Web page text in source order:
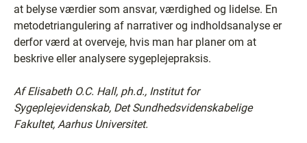
at belyse værdier som ansvar, værdighed og lidelse. En
metodetriangulering af narrativer og indholdsanalyse er
derfor værd at overveje, hvis man har planer om at
beskrive eller analysere sygeplejepraksis.
Af Elisabeth O.C. Hall, ph.d., Institut for
Sygeplejevidenskab, Det Sundhedsvidenskabelige
Fakultet, Aarhus Universitet.